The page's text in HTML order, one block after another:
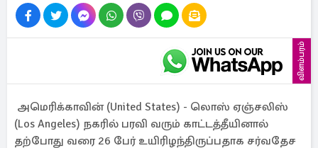
விளம்பரம்
அமெரிக்காவின் (United States) - லொஸ் ஏஞ்சலிஸ்
(Los Angeles) நகரில் பரவி வரும் காட்டத்தீயினால்
தற்போது வரை 26 பேர் உயிரிழந்திருப்பதாக சர்வதேச